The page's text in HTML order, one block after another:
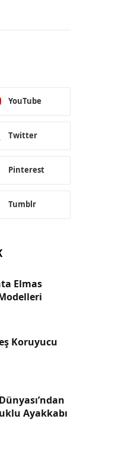
YouTube
Twitter
Pinterest
Tumblr
Elmas
Koruyucu
Ayakkabı